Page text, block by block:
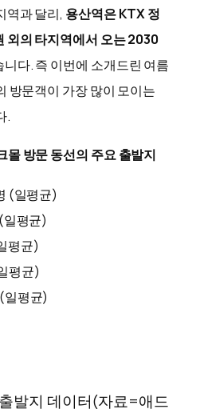
역과 달리, 용산역은 KTX 정
외의 타지역에서 오는 2030
니다. 즉 이번에 소개드린 여름
방문객이 가장 많이 모이는
.
방문 동선의 주요 출발지
(일평균)
일평균)
평균)
평균)
일평균)